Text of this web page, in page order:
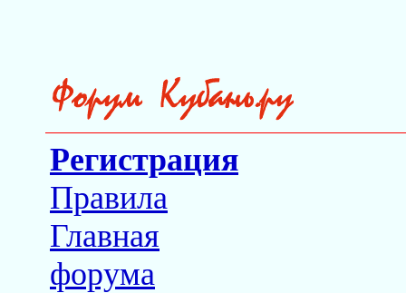
Регистрация
Правила
Главная
форума